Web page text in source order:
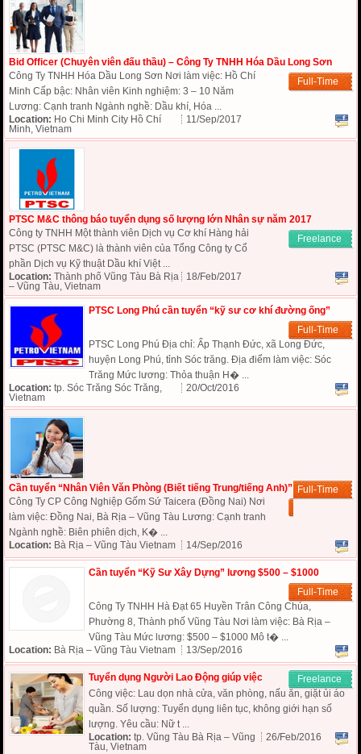
Bid Officer (Chuyên viên đấu thầu) – Công Ty TNHH Hóa Dầu Long Sơn
Full-Time
Công Ty TNHH Hóa Dầu Long Sơn Nơi làm việc: Hồ Chí
Minh Cấp bậc: Nhân viên Kinh nghiệm: 3 – 10 Năm
Lương: Cạnh tranh Ngành nghề: Dầu khí, Hóa ...
Location: Ho Chi Minh City Hồ Chí
Minh, Vietnam
11/Sep/2017
PTSC M&C thông báo tuyển dụng số lượng lớn Nhân sự năm 2017
Freelance
Công ty TNHH Một thành viên Dịch vụ Cơ khí Hàng hải
PTSC (PTSC M&C) là thành viên của Tổng Công ty Cổ
phần Dịch vụ Kỹ thuật Dầu khí Việt ...
Location: Thành phố Vũng Tàu Bà Rịa
– Vũng Tàu, Vietnam
18/Feb/2017
PTSC Long Phú cần tuyển “kỹ sư cơ khí đường ống”
Full-Time
PTSC Long Phú Địa chỉ: Ấp Thạnh Đức, xã Long Đức,
huyện Long Phú, tỉnh Sóc trăng. Địa điểm làm việc: Sóc
Trăng Mức lương: Thỏa thuận H� ...
Location: tp. Sóc Trăng Sóc Trăng,
Vietnam
20/Oct/2016
Cần tuyển “Nhân Viên Văn Phòng (Biết tiếng Trung/tiếng Anh)” Full-Time
Công Ty CP Công Nghiệp Gốm Sứ Taicera (Đồng Nai) Nơi
làm việc: Đồng Nai, Bà Rịa – Vũng Tàu Lương: Cạnh tranh
Ngành nghề: Biên phiên dịch, K� ...
Location: Bà Rịa – Vũng Tàu Vietnam 14/Sep/2016
Cần tuyển “Kỹ Sư Xây Dựng” lương $500 – $1000
Full-Time
Công Ty TNHH Hà Đạt 65 Huyền Trân Công Chúa,
Phường 8, Thành phố Vũng Tàu Nơi làm việc: Bà Rịa –
Vũng Tàu Mức lương: $500 – $1000 Mô t� ...
Location: Bà Rịa – Vũng Tàu Vietnam 13/Sep/2016
Tuyển dụng Người Lao Động giúp việc
Freelance
Công việc: Lau dọn nhà cửa, văn phòng, nấu ăn, giặt ủi áo
quần. Số lượng: Tuyển dụng liên tục, không giới hạn số
lượng. Yêu cầu: Nữ t ...
Location: tp. Vũng Tàu Bà Rịa – Vũng
Tàu, Vietnam
26/Feb/2016